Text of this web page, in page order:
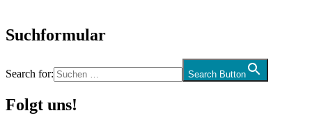
Suchformular
Search for: Search Button
Folgt uns!